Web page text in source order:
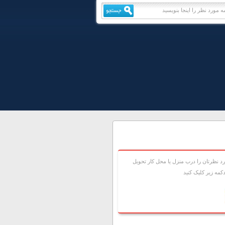
نظرتان را درب منزل يا محل کار تحويل
زير کليک کنيد